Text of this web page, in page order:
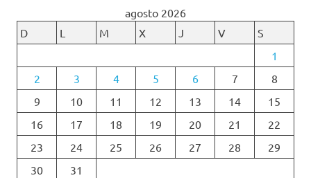
agosto 2026
D
L M X J V
S
1
2
3 4 5 6 7
8
9
10 11 12 13 14
15
16
17 18 19 20 21
22
23
24 25 26 27 28
29
30
31